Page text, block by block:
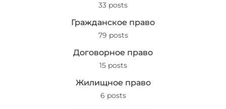
33 posts
Гражданское право
79 posts
Договорное право
15 posts
Жилищное право
6 posts